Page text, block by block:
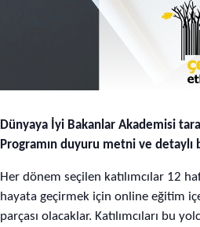
Dünyaya İyi Bakanlar Akademisi
Programın duyuru metni ve detaylı
Her dönem seçilen katılımcılar 12
hayata geçirmek için online eğitim
parçası olacaklar. Katılımcıları bu